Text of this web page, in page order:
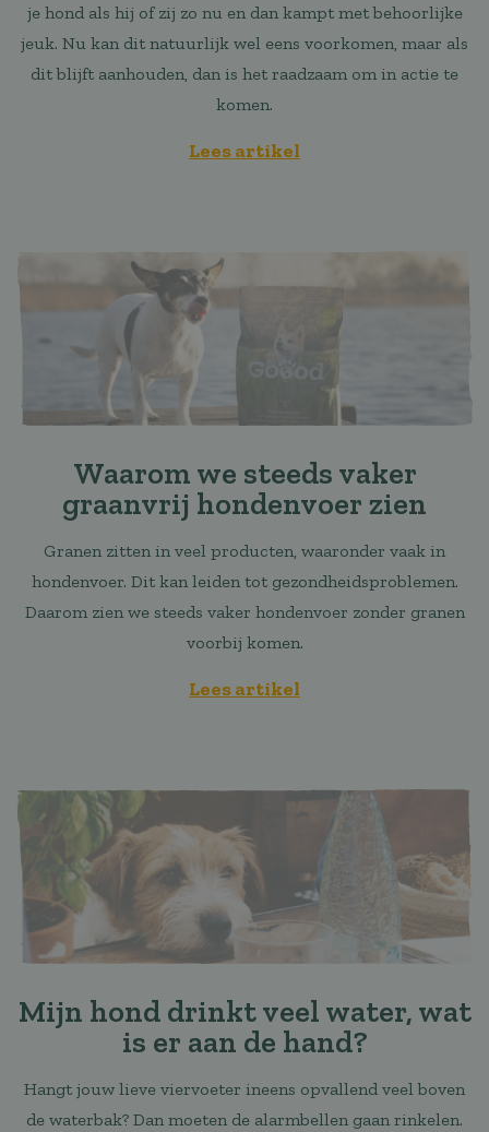
je hond als hij of zij zo nu en dan kampt met behoorlijke
jeuk. Nu kan dit natuurlijk wel eens voorkomen, maar als
dit blijft aanhouden, dan is het raadzaam om in actie te
komen.
Lees artikel
Waarom we steeds vaker
graanvrij hondenvoer zien
Granen zitten in veel producten, waaronder vaak in
hondenvoer. Dit kan leiden tot gezondheidsproblemen.
Daarom zien we steeds vaker hondenvoer zonder granen
voorbij komen.
Lees artikel
Mijn hond drinkt veel water, wat
is er aan de hand?
Hangt jouw lieve viervoeter ineens opvallend veel boven
de waterbak? Dan moeten de alarmbellen gaan rinkelen.